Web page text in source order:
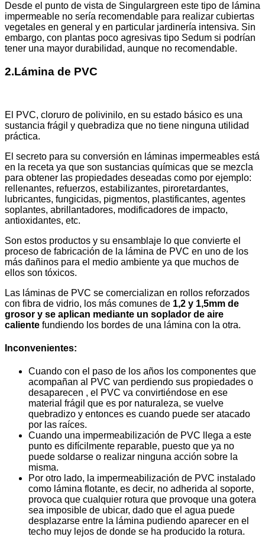
Desde el punto de vista de Singulargreen este tipo de lámina
impermeable no sería recomendable para realizar cubiertas
vegetales en general y en particular jardinería intensiva. Sin
embargo, con plantas poco agresivas tipo Sedum si podrían
tener una mayor durabilidad, aunque no recomendable.
2.Lámina de PVC
El PVC, cloruro de polivinilo, en su estado básico es una
sustancia frágil y quebradiza que no tiene ninguna utilidad
práctica.
El secreto para su conversión en láminas impermeables está
en la receta ya que son sustancias químicas que se mezcla
para obtener las propiedades deseadas como por ejemplo:
rellenantes, refuerzos, estabilizantes, piroretardantes,
lubricantes, fungicidas, pigmentos, plastificantes, agentes
soplantes, abrillantadores, modificadores de impacto,
antioxidantes, etc.
Son estos productos y su ensamblaje lo que convierte el
proceso de fabricación de la lámina de PVC en uno de los
más dañinos para el medio ambiente ya que muchos de
ellos son tóxicos.
Las láminas de PVC se comercializan en rollos reforzados
con fibra de vidrio, los más comunes de 1,2 y 1,5mm de
grosor y se aplican mediante un soplador de aire
caliente fundiendo los bordes de una lámina con la otra.
Inconvenientes:
Cuando con el paso de los años los componentes que
acompañan al PVC van perdiendo sus propiedades o
desaparecen , el PVC va convirtiéndose en ese
material frágil que es por naturaleza, se vuelve
quebradizo y entonces es cuando puede ser atacado
por las raíces.
Cuando una impermeabilización de PVC llega a este
punto es difícilmente reparable, puesto que ya no
puede soldarse o realizar ninguna acción sobre la
misma.
Por otro lado, la impermeabilización de PVC instalado
como lámina flotante, es decir, no adherida al soporte,
provoca que cualquier rotura que provoque una gotera
sea imposible de ubicar, dado que el agua puede
desplazarse entre la lámina pudiendo aparecer en el
techo muy lejos de donde se ha producido la rotura.